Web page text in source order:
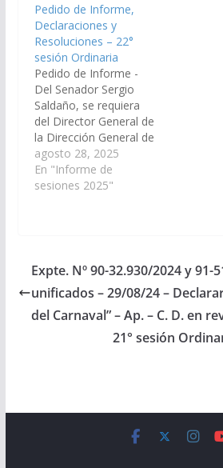
Hospital Joaquín
Corbalán del municipio
de Rosario de Lerma y
el plazo de reparación
del mismo.…
Pedido de Informe,
Declaraciones y
Resoluciones – 22°
sesión Ordinaria
Pedido de Informe -
Del Senador Sergio
Saldaño, se requiera
del Director General de
la Dirección General de
Inmuebles de la
provincia, informe en
el plazo de 10 (diez)
catastro N° 4.924 de
Departamento
Cafayate,
correspondiente al
agosto 28, 2025
En "Informe de
sesiones 2025"
Expte. Nº 90-32.930/2024 y 91-
unificados – 29/08/24 –
del Carnaval” – Ap. – C. D. en
21° sesión